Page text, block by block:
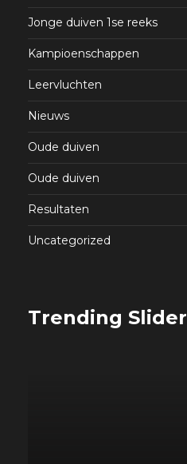
Jonge duiven 1se reeks
Kampioenschappen
Leervluchten
Nieuws
Oude duiven
Oude duiven
Resultaten
Uncategorized
Trending Slider